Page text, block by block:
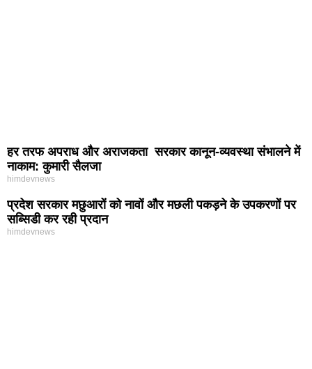
हर तरफ अपराध और अराजकता सरकार कानून-व्यवस्था संभालने में
नाकाम: कुमारी सैलजा
himdevnews
प्रदेश सरकार मछुआरों को नावों और मछली पकड़ने के उपकरणों पर
सब्सिडी कर रही प्रदान
himdevnews